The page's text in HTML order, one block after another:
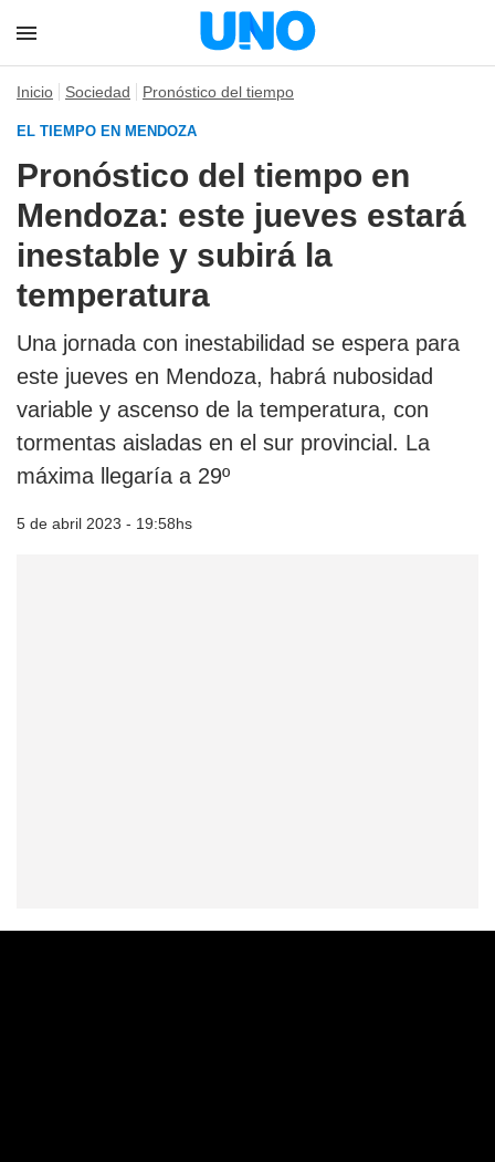
Inicio Sociedad Pronóstico del tiempo
EL TIEMPO EN MENDOZA
Pronóstico del tiempo en
Mendoza: este jueves estará
inestable y subirá la
temperatura
Una jornada con inestabilidad se espera para
este jueves en Mendoza, habrá nubosidad
variable y ascenso de la temperatura, con
tormentas aisladas en el sur provincial. La
máxima llegaría a 29º
5 de abril 2023 - 19:58hs